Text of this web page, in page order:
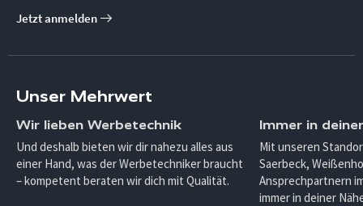
Jetzt anmelden
Unser Mehrwert
Wir lieben Werbetechnik
Und deshalb bieten wir dir nahezu alles aus
einer Hand, was der Werbetechniker braucht
– kompetent beraten wir dich mit Qualität.
Immer in
Mit unseren
Saerbeck,
Ansprechpartnern
immer in deiner